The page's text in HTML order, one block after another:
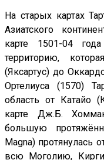
На старых картах
Азиатского
карте 1501-04
территорию,
(Яксартус) до
Ортелиуса (1570)
область от Катайо
карте Дж.Б.
большую
Magna) протянулась
всю Моголию,